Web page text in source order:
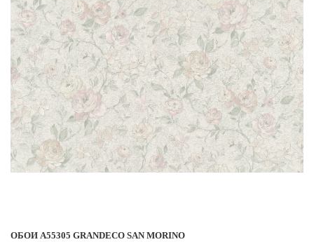
ОБОИ A55305 GRANDECO SAN MORINO